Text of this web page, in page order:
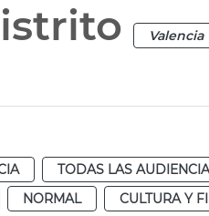
Valencia
TODAS LAS
NORMAL
CULTURA Y